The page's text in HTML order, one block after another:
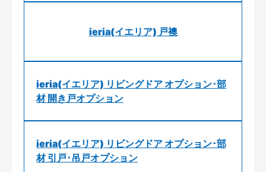
ieria(イエリア) 戸襖
ieria(イエリア) リビングドア オプション･部
材 開き戸オプション
ieria(イエリア) リビングドア オプション･部
材 引戸･吊戸オプション